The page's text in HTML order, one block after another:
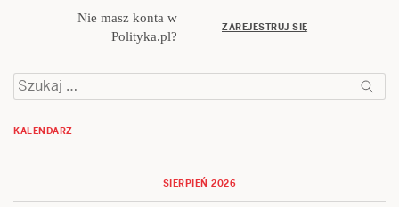
Nie masz konta w
Polityka.pl?
ZAREJESTRUJ SIĘ
Szukaj:
KALENDARZ
SIERPIEŃ 2026